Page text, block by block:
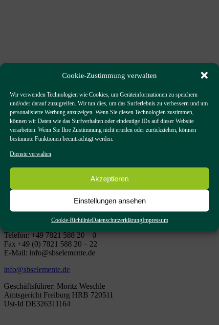
Cookie-Zustimmung verwalten
Wir verwenden Technologien wie Cookies, um Geräteinformationen zu speichern
und/oder darauf zuzugreifen. Wir tun dies, um das Surferlebnis zu verbessern und um
personalisierte Werbung anzuzeigen. Wenn Sie diesen Technologien zustimmen,
können wir Daten wie das Surfverhalten oder eindeutige IDs auf dieser Website
verarbeiten. Wenn Sie Ihre Zustimmung nicht erteilen oder zurückziehen, können
bestimmte Funktionen beeinträchtigt werden.
Dienste verwalten
Akzeptieren
Einstellungen ansehen
Cookie-RichtlinieDatenschutzerklärungImpressum
Impressum
Home /Impressum
Angaben gemäß § 5 TMG:
Schwarzwald Holzbausysteme GmbH
Weiherstraße 3a
77948 Friesenheim
Telefon: +49 7821 588 20 – 0
Fax +49 (0) 7821 588 20 – 22
E-Mail: info@sbselemente.de
info@sbselemente.de
Geschäftsführer: Moritz Weschle
Amtsgericht Freiburg HRB 720511
Ust-Id DE326311164